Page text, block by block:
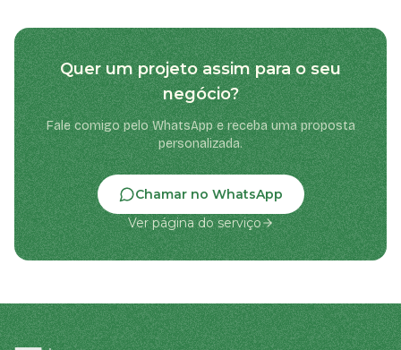
Quer um projeto assim para o seu
negócio?
Fale comigo pelo WhatsApp e receba uma proposta
personalizada.
Chamar no WhatsApp
Ver página do serviço